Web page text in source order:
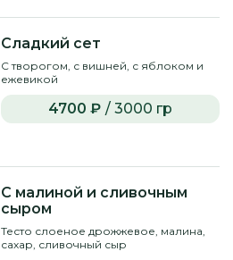
Сладкий сет
С творогом, с вишней, с яблоком и
ежевикой
4700 ₽ / 3000 гр
С малиной и сливочным
сыром
Тесто слоеное дрожжевое, малина,
сахар, сливочный сыр